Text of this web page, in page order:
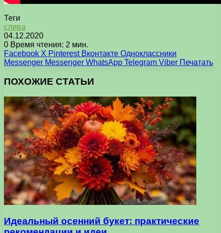
Теги
слива
04.12.2020
0 Время чтения: 2 мин.
Facebook X Pinterest Вконтакте Одноклассники
Messenger Messenger WhatsApp Telegram Viber Печатать
ПОХОЖИЕ СТАТЬИ
Идеальный осенний букет: практические